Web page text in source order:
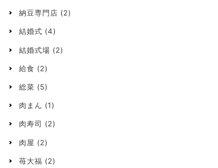
納豆専門店 (2)
結婚式 (4)
結婚式場 (2)
給食 (2)
総菜 (5)
肉まん (1)
肉寿司 (2)
肉屋 (2)
苺大福 (2)